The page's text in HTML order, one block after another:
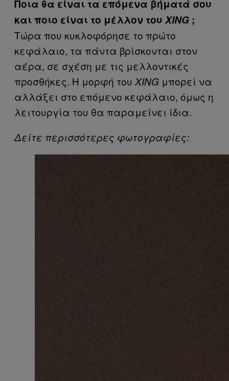
Ποια θα είναι τα επόμενα βήματά σου
και ποιο είναι το μέλλον του XING ;
Τώρα που κυκλοφόρησε το πρώτο
κεφάλαιο, τα πάντα βρίσκονται στον
αέρα, σε σχέση με τις μελλοντικές
προσθήκες. Η μορφή του XING μπορεί να
αλλάξει στο επόμενο κεφάλαιο, όμως η
λειτουργία του θα παραμείνει ίδια.
Δείτε περισσότερες φωτογραφίες: